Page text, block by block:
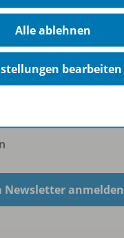
Service
Newsletter anmelden
Alle ablehnen
bearbeiten